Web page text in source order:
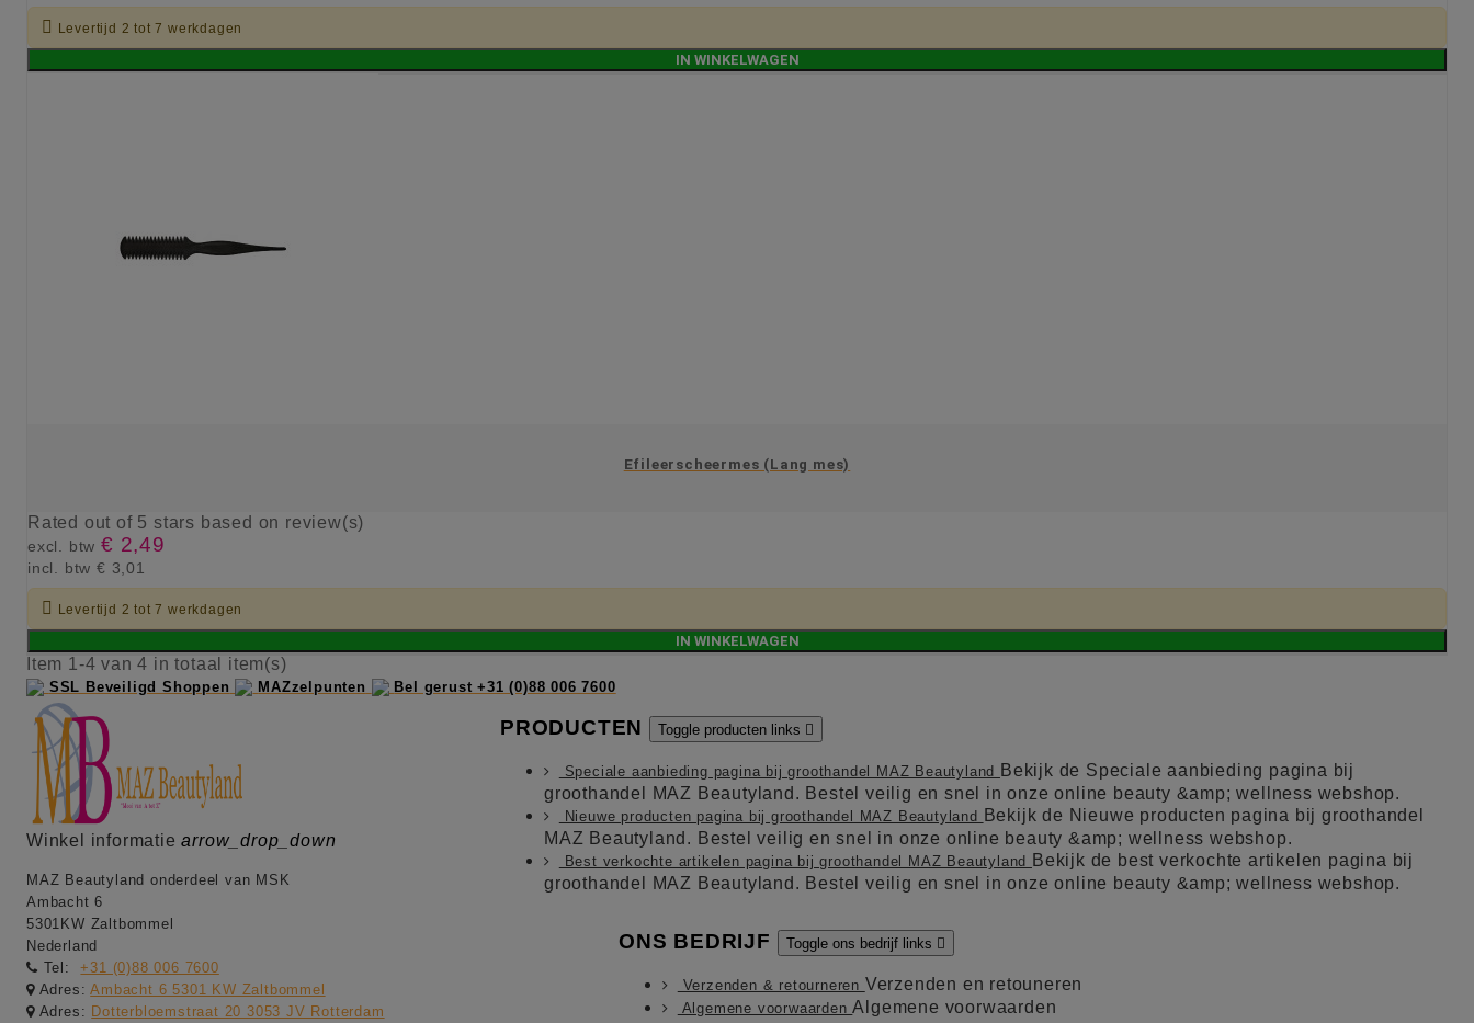
 Levertijd 2 tot 7 werkdagen
IN WINKELWAGEN
Efileerscheermes (Lang mes)
Rated out of 5 stars based on review(s)
excl. btw € 2,49
incl. btw € 3,01
 Levertijd 2 tot 7 werkdagen
IN WINKELWAGEN
Item 1-4 van 4 in totaal item(s)
SSL Beveiligd Shoppen MAZzelpunten Bel gerust +31 (0)88 006 7600
Winkel informatie arrow_drop_down
MAZ Beautyland onderdeel van MSK
Ambacht 6
5301KW Zaltbommel
Nederland
Tel:
+31 (0)88 006 7600
Adres:Ambacht 6 5301 KW Zaltbommel
Adres: Dotterbloemstraat 20 3053 JV Rotterdam
PRODUCTEN Toggle producten links 
Speciale aanbieding pagina bij groothandel MAZ Beautyland
Bekijk de Speciale aanbieding pagina bij
groothandel MAZ Beautyland. Bestel veilig en snel in onze online beauty &amp; wellness webshop.
Nieuwe producten pagina bij groothandel MAZ Beautyland
Bekijk de Nieuwe producten pagina bij groothandel
MAZ Beautyland. Bestel veilig en snel in onze online beauty &amp; wellness webshop.
Best verkochte artikelen pagina bij groothandel MAZ Beautyland
Bekijk de best verkochte artikelen pagina bij
groothandel MAZ Beautyland. Bestel veilig en snel in onze online beauty &amp; wellness webshop.
ONS BEDRIJF Toggle ons bedrijf links 
Verzenden & retourneren Verzenden en retouneren
Algemene voorwaardenAlgemene voorwaarden